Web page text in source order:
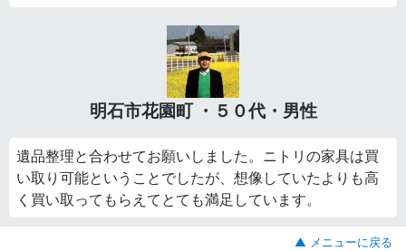
明石市花園町 ・５０代・男性
遺品整理と合わせてお願いしました。ニトリの家具は買
い取り可能ということでしたが、想像していたよりも高
く買い取ってもらえてとても満足しています。
▲ メニューに戻る